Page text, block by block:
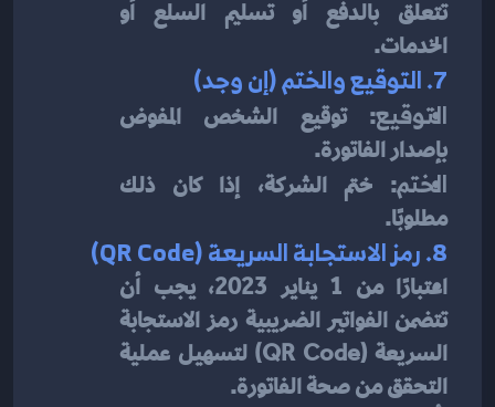
الخدمات.
7. التوقيع والختم (إن وجد)
التوقيع
بإصدار الفاتورة.
الختم
مطلوبًا.
8. رمز الاستجابة السريعة (QR Code)
تتضمن الفواتير الضريبية رمز الاستجابة
السريعة (QR Code) لتسهيل عملية
التحقق من صحة الفاتورة.